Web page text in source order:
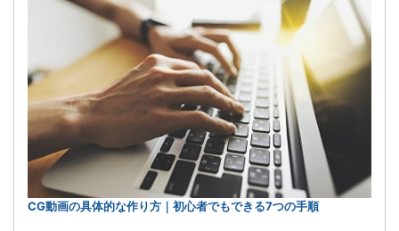
CG動画の具体的な作り方｜初心者でもできる7つの手順